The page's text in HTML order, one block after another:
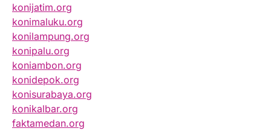
konijatim.org
konimaluku.org
konilampung.org
konipalu.org
koniambon.org
konidepok.org
konisurabaya.org
konikalbar.org
faktamedan.org